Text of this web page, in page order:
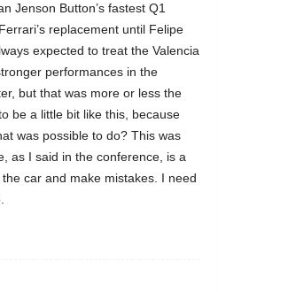
Jenson Button’s fastest Q1
replacement until Felipe
expected to treat the Valencia
performances in the
but that was more or less the
be a little bit like this, because
was possible to do? This was
as I said in the conference, is a
car and make mistakes. I need